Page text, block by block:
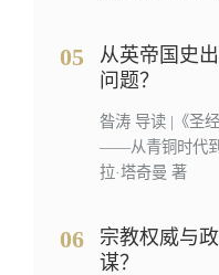
05
从英帝国史
问题？
昝涛 导读 |《圣
——从青铜时代
拉·塔奇曼 著
06
宗教权威与
谋？